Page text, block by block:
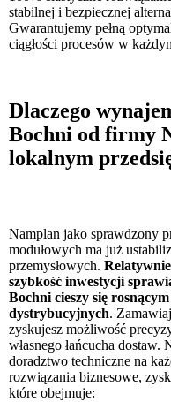
stabilnej i bezpiecznej
Gwarantujemy pełną
ciągłości procesów w
Dlaczego
Bochni od firmy
lokalnym
Namplan jako sprawdzony
modułowych ma już
przemysłowych.
szybkość inwestycji
Bochni cieszy się
dystrybucyjnych.
zyskujesz możliwość
własnego łańcucha
doradztwo techniczne na
rozwiązania biznesowe,
które obejmuje: